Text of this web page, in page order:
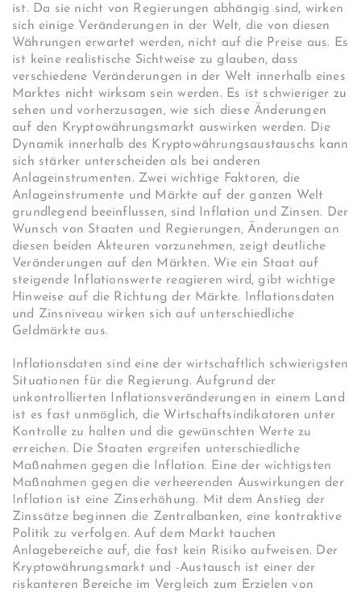
ist. Da sie nicht von Regierungen abhängig sind, wirken
sich einige Veränderungen in der Welt, die von diesen
Währungen erwartet werden, nicht auf die Preise aus. Es
ist keine realistische Sichtweise zu glauben, dass
verschiedene Veränderungen in der Welt innerhalb eines
Marktes nicht wirksam sein werden. Es ist schwieriger zu
sehen und vorherzusagen, wie sich diese Änderungen
auf den Kryptowährungsmarkt auswirken werden. Die
Dynamik innerhalb des Kryptowährungsaustauschs kann
sich stärker unterscheiden als bei anderen
Anlageinstrumenten. Zwei wichtige Faktoren, die
Anlageinstrumente und Märkte auf der ganzen Welt
grundlegend beeinflussen, sind Inflation und Zinsen. Der
Wunsch von Staaten und Regierungen, Änderungen an
diesen beiden Akteuren vorzunehmen, zeigt deutliche
Veränderungen auf den Märkten. Wie ein Staat auf
steigende Inflationswerte reagieren wird, gibt wichtige
Hinweise auf die Richtung der Märkte. Inflationsdaten
und Zinsniveau wirken sich auf unterschiedliche
Geldmärkte aus.
Inflationsdaten sind eine der wirtschaftlich schwierigsten
Situationen für die Regierung. Aufgrund der
unkontrollierten Inflationsveränderungen in einem Land
ist es fast unmöglich, die Wirtschaftsindikatoren unter
Kontrolle zu halten und die gewünschten Werte zu
erreichen. Die Staaten ergreifen unterschiedliche
Maßnahmen gegen die Inflation. Eine der wichtigsten
Maßnahmen gegen die verheerenden Auswirkungen der
Inflation ist eine Zinserhöhung. Mit dem Anstieg der
Zinssätze beginnen die Zentralbanken, eine kontraktive
Politik zu verfolgen. Auf dem Markt tauchen
Anlagebereiche auf, die fast kein Risiko aufweisen. Der
Kryptowährungsmarkt und -Austausch ist einer der
riskanteren Bereiche im Vergleich zum Erzielen von